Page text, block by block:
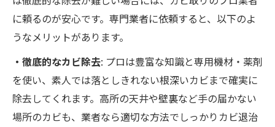
に頼るのが安心です。専門業者に依頼すると、以下のよ
うなメリットがあります。
・徹底的なカビ除去: プロは豊富な知識と専用機材・薬剤
を使い、素人では落としきれない根深いカビまで確実に
除去してくれます。高所の天井や壁裏など手の届かない
場所のカビも、業者なら適切な方法でしっかりカビ退治